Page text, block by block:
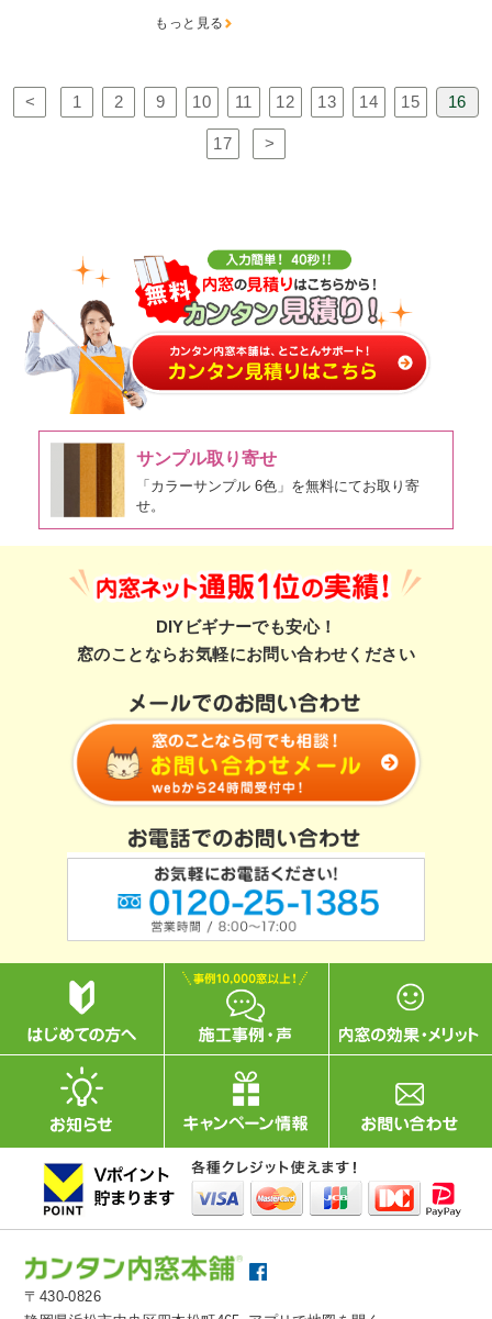
もっと見る
< 1 2 9 10 11 12 13 14 15 16
17 >
サンプル取り寄せ
「カラーサンプル 6色」を無料にてお取り寄
せ。
DIYビギナーでも安心！
窓のことならお気軽にお問い合わせください
〒430-0826